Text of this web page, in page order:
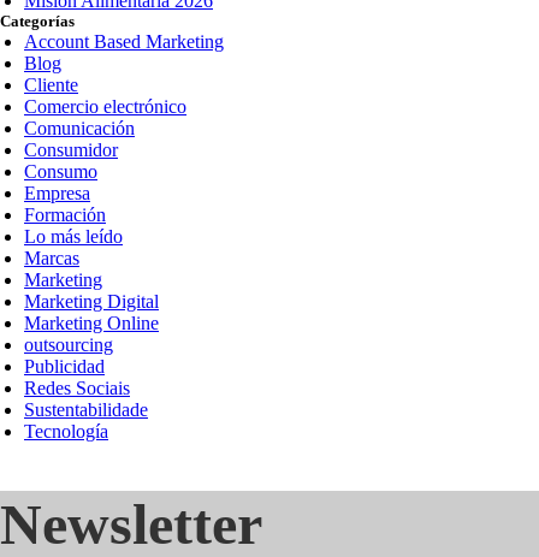
Categorías
Account Based Marketing
Blog
Cliente
Comercio electrónico
Comunicación
Consumidor
Consumo
Empresa
Formación
Lo más leído
Marcas
Marketing
Marketing Digital
Marketing Online
outsourcing
Publicidad
Redes Sociais
Sustentabilidade
Tecnología
Newsletter